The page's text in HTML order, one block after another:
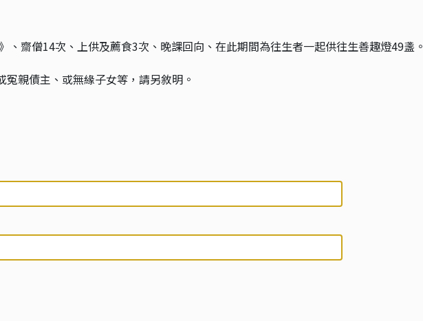
、齋僧14次、上供及薦食3次、晚課回向、在此期間為往生者一起供往生善趣燈49盞。
親債主、或無緣子女等，請另敘明。